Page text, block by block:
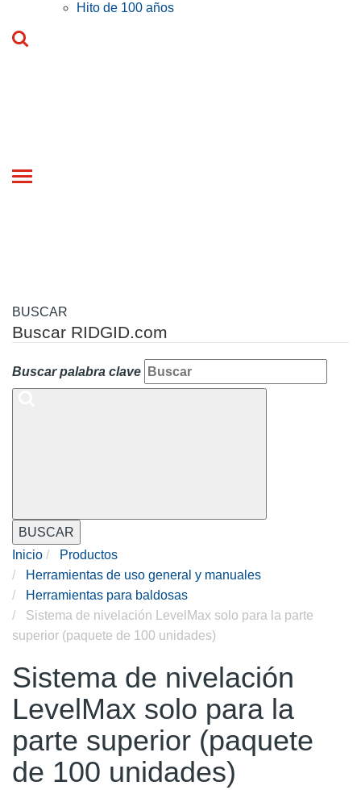
Hito de 100 años
Toggle
BUSCAR
Buscar RIDGID.com
Buscar palabra clave
BUSCAR
Inicio
Productos
Herramientas de uso general y manuales
Herramientas para baldosas
Sistema de nivelación LevelMax solo para la parte
superior (paquete de 100 unidades)
Sistema de nivelación
LevelMax solo para la
parte superior (paquete
de 100 unidades)